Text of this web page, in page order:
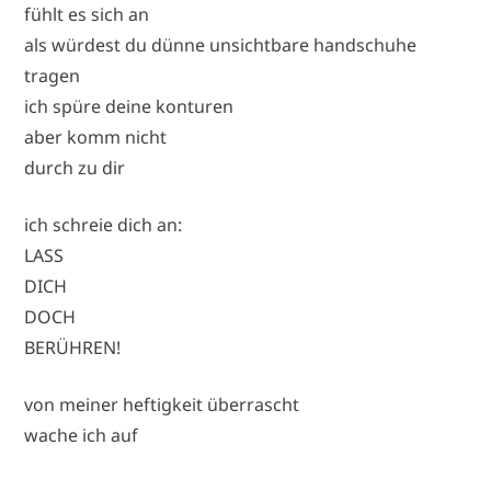
fühlt es sich an
als würdest du dünne unsichtbare handschuhe
tragen
ich spüre deine konturen
aber komm nicht
durch zu dir
ich schreie dich an:
LASS
DICH
DOCH
BERÜHREN!
von meiner heftigkeit überrascht
wache ich auf